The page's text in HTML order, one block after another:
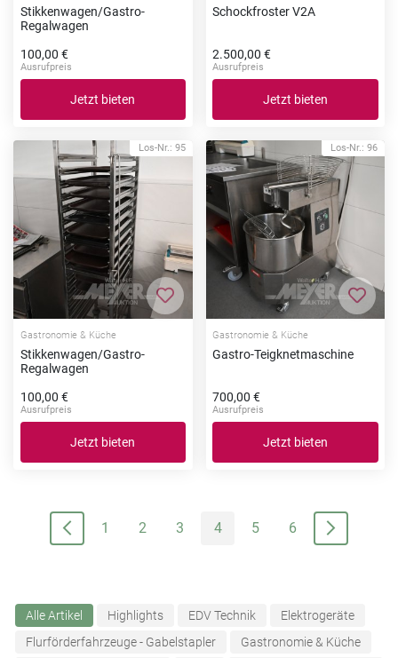
Stikkenwagen/Gastro-
Regalwagen
100,00 €
Ausrufpreis
Jetzt bieten
Schockfroster V2A
2.500,00 €
Ausrufpreis
Jetzt bieten
Los-Nr.: 95
Zur Merkliste hinzufügen
Gastronomie & Küche
Stikkenwagen/Gastro-
Regalwagen
100,00 €
Ausrufpreis
Jetzt bieten
Los-Nr.: 96
Zur
Gastronomie & Küche
Gastro-Teigknetmaschine
700,00 €
Ausrufpreis
Jetzt bieten
1 2 3 4 5 6
Alle Artikel Highlights EDV Technik
Elektrogeräte
Flurförderfahrzeuge - Gabelstapler
Gastronomie & Küche